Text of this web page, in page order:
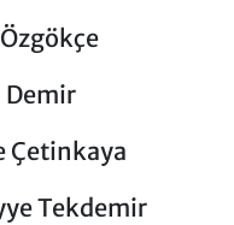
Demir
Çetinkaya
Tekdemir